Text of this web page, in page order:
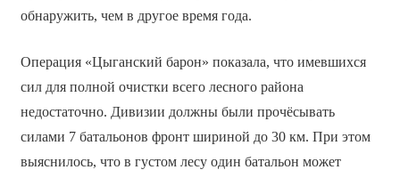
обнаружить, чем в другое время года.
Операция «Цыганский барон» показала, что имевшихся
сил для полной очистки всего лесного района
недостаточно. Дивизии должны были прочёсывать
силами 7 батальонов фронт шириной до 30 км. При этом
выяснилось, что в густом лесу один батальон может